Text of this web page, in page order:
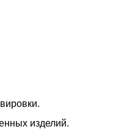
изделий.